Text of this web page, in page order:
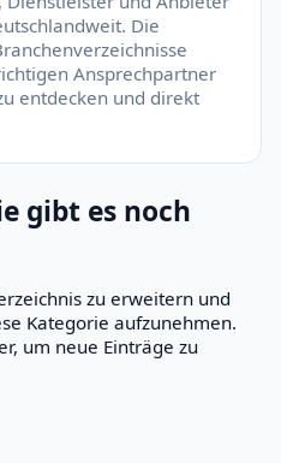
Die
Ansprechpartner
entdecken und direkt
gibt es noch
zu erweitern und
Kategorie aufzunehmen.
um neue Einträge zu